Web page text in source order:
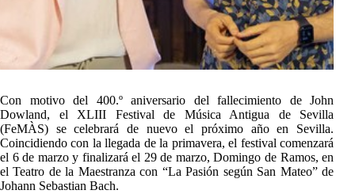
Con motivo del 400.º aniversario del fallecimiento de John
Dowland, el XLIII Festival de Música Antigua de Sevilla
(FeMÀS) se celebrará de nuevo el próximo año en Sevilla.
Coincidiendo con la llegada de la primavera, el festival comenzará
el 6 de marzo y finalizará el 29 de marzo, Domingo de Ramos, en
el Teatro de la Maestranza con “La Pasión según San Mateo” de
Johann Sebastian Bach.